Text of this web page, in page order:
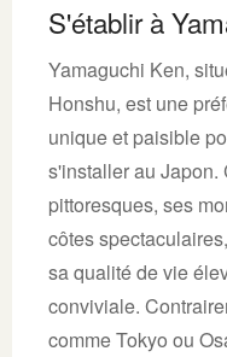
S'établir à
Yamaguchi Ken,
Honshu, est une
unique et paisible
s'installer au Japon.
pittoresques, ses
côtes
sa qualité de vie
conviviale.
comme Tokyo ou